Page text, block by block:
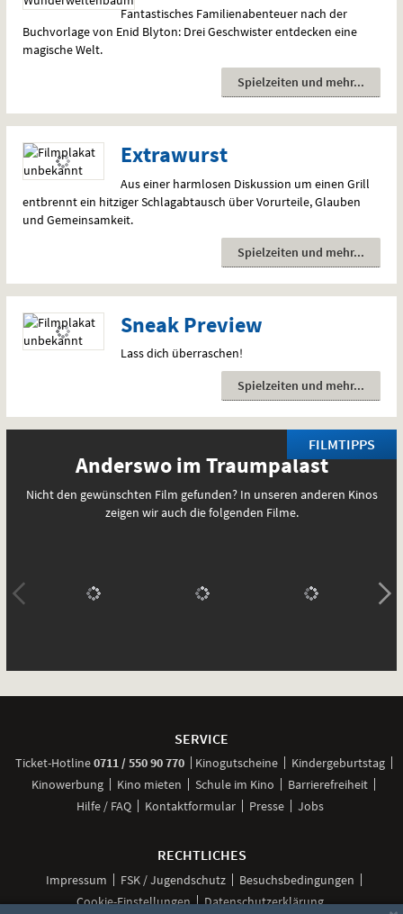
Fantastisches Familienabenteuer nach der
Buchvorlage von Enid Blyton: Drei Geschwister entdecken eine
magische Welt.
Spielzeiten und mehr
Extrawurst
Aus einer harmlosen Diskussion um einen Grill
entbrennt ein hitziger Schlagabtausch über Vorurteile, Glauben
und Gemeinsamkeit.
Spielzeiten und mehr
Sneak Preview
Lass dich überraschen!
Spielzeiten und mehr
FILMTIPPS
Anderswo im Traumpalast
Nicht den gewünschten Film gefunden? In unseren anderen Kinos
zeigen wir auch die folgenden Filme.
SERVICE
Ticket-Hotline0711 / 550 90 770anrufen
Kinogutscheine
Kindergeburtstag
Kinowerbung
Kino mieten Schule im Kino
Barrierefreiheit
Hilfe / FAQ
Kontaktformular Presse Jobs
RECHTLICHES
Impressum FSK / Jugendschutz
Besuchsbedingungen
Cookie-Einstellungen
Datenschutzerklärung